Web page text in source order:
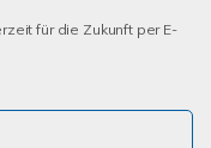
für die Zukunft per E-